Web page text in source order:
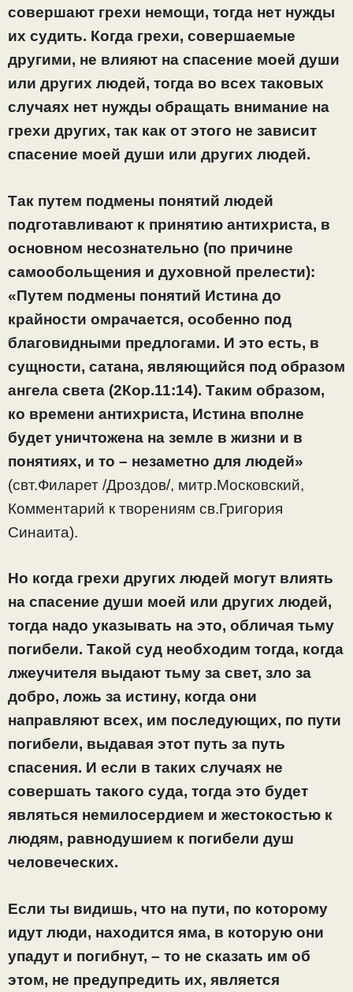
совершают грехи немощи, тогда нет нужды
их судить. Когда грехи, совершаемые
другими, не влияют на спасение моей души
или других людей, тогда во всех таковых
случаях нет нужды обращать внимание на
грехи других, так как от этого не зависит
спасение моей души или других людей.
Так путем подмены понятий людей
подготавливают к принятию антихриста, в
основном несознательно (по причине
самообольщения и духовной прелести):
«Путем подмены понятий Истина до
крайности омрачается, особенно под
благовидными предлогами. И это есть, в
сущности, сатана, являющийся под образом
ангела света (2Кор.11:14). Таким образом,
ко времени антихриста, Истина вполне
будет уничтожена на земле в жизни и в
понятиях, и то – незаметно для людей»
(свт.Филарет /Дроздов/, митр.Московский,
Комментарий к творениям св.Григория
Синаита).
Но когда грехи других людей могут влиять
на спасение души моей или других людей,
тогда надо указывать на это, обличая тьму
погибели. Такой суд необходим тогда, когда
лжеучителя выдают тьму за свет, зло за
добро, ложь за истину, когда они
направляют всех, им последующих, по пути
погибели, выдавая этот путь за путь
спасения. И если в таких случаях не
совершать такого суда, тогда это будет
являться немилосердием и жестокостью к
людям, равнодушием к погибели душ
человеческих.
Если ты видишь, что на пути, по которому
идут люди, находится яма, в которую они
упадут и погибнут, – то не сказать им об
этом, не предупредить их, является